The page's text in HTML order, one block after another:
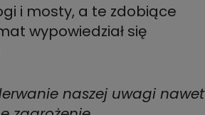
i mosty, a te zdobiące
wypowiedział się
naszej uwagi nawet